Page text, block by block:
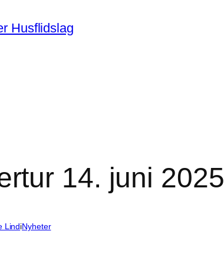
14. juni 2025
LindiNyheter